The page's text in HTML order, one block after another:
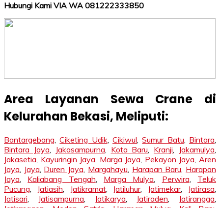
Hubungi Kami VIA WA 081222333850
Area Layanan Sewa Crane di
Kelurahan Bekasi, Meliputi:
Bantargebang,Ciketing Udik,Cikiwul,Sumur Batu, Bintara,
Bintara Jaya, Jakasampurna, Kota Baru, Kranji, Jakamulya,
Jakasetia, Kayuringin Jaya, Marga Jaya, Pekayon Jaya,Aren
Jaya, Jaya, Duren Jaya, Margahayu, Harapan Baru, Harapan
Jaya, Kaliabang Tengah, Marga Mulya, Perwira, Teluk
Pucung, Jatiasih, Jatikramat, Jatiluhur, Jatimekar, Jatirasa,
Jatisari, Jatisampurna, Jatikarya, Jatiraden, Jatirangga,